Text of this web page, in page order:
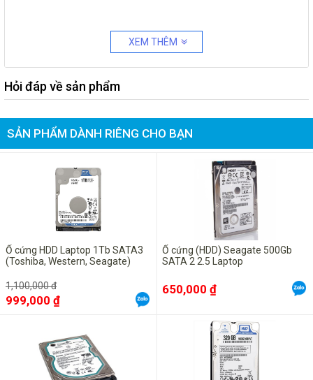
XEM THÊM
Hỏi đáp về sản phẩm
SẢN PHẨM DÀNH RIÊNG CHO BẠN
Ổ cứng HDD Laptop 1Tb SATA3
(Toshiba, Western, Seagate)
1,100,000 đ
999,000 ₫
Ổ cứng (HDD) Seagate 500Gb
SATA 2 2.5 Laptop
650,000 ₫